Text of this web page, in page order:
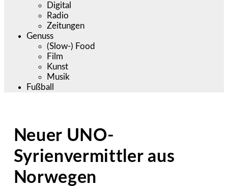
Digital
Radio
Zeitungen
Genuss
(Slow-) Food
Film
Kunst
Musik
Fußball
Neuer UNO-
Syrienvermittler aus
Norwegen